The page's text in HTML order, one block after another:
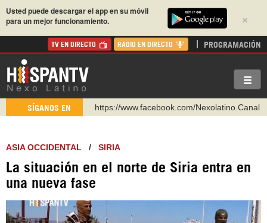
×
Usted puede descargar el app en su móvil
para un mejor funcionamiento.
TV EN DIRECTO RADIO EN DIRECTO PROGRAMACIÓN
SÍGANOS EN
https://www.facebook.com/Nexolatino.Canal
http://twitter.com/nexo_latino
https://t.me/hispantvcanal
Instagram como: hispan_tv
ASIA OCCIDENTAL / SIRIA
La situación en el norte de Siria entra en
una nueva fase